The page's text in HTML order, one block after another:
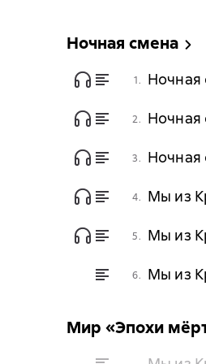
Ночная смена
1. Ночная
2. Ночная
3. Ночная
4. Мы из
5. Мы из
6. Мы из
Мир «Эпохи